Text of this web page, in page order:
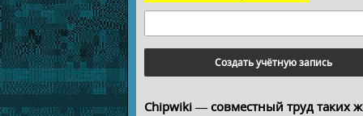
Создать учётную запись
Chipwiki — совместный труд таких